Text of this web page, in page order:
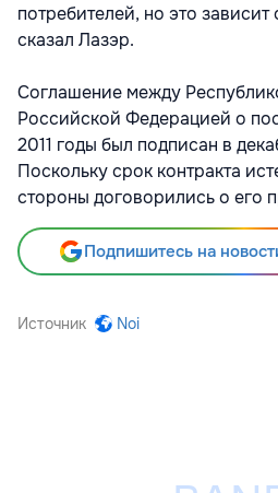
потребителей, но это
сказал Лазэр.
Соглашение между
Российской Федерацией о
2011 годы был подписан в
Поскольку срок контракта
стороны договорились о его
Подпишитесь на
Источник Noi